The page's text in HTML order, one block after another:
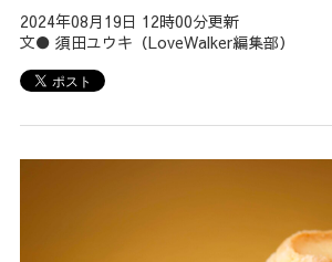
2024年08月19日 12時00分更新
文● 須田ユウキ（LoveWalker編集部）